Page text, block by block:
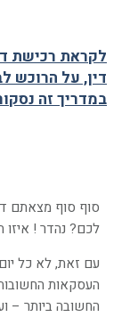
לקראת רכישת
דין, על הרוכש
במדריך זה
סוף סוף מצאתם
לכם? נהדר !
עם זאת, לא כל
העסקאות
החשובה ביותר –